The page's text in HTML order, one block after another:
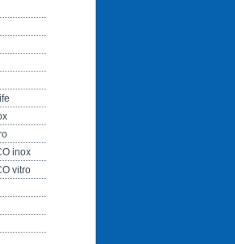
inox
vitro